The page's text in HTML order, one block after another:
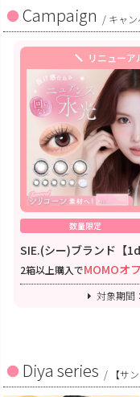
Campaign / キャ
リニューア
数量限定
SIE.(シー)ブランド【
2箱以上購入でMOMOオ
対象期間
Diya series / 【サ